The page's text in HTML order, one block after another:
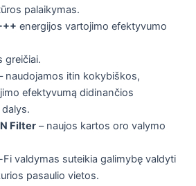
palaikymas.
energijos vartojimo efektyvumo
greičiai.
naudojamos itin kokybiškos,
efektyvumą didinančios
Filter– naujos kartos oro valymo
valdymas suteikia galimybę valdyti
pasaulio vietos.